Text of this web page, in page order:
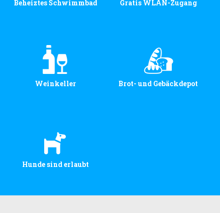
Beheiztes Schwimmbad Gratis WLAN-Zugang
Weinkeller Brot- und Gebäckdepot
Hunde sind erlaubt